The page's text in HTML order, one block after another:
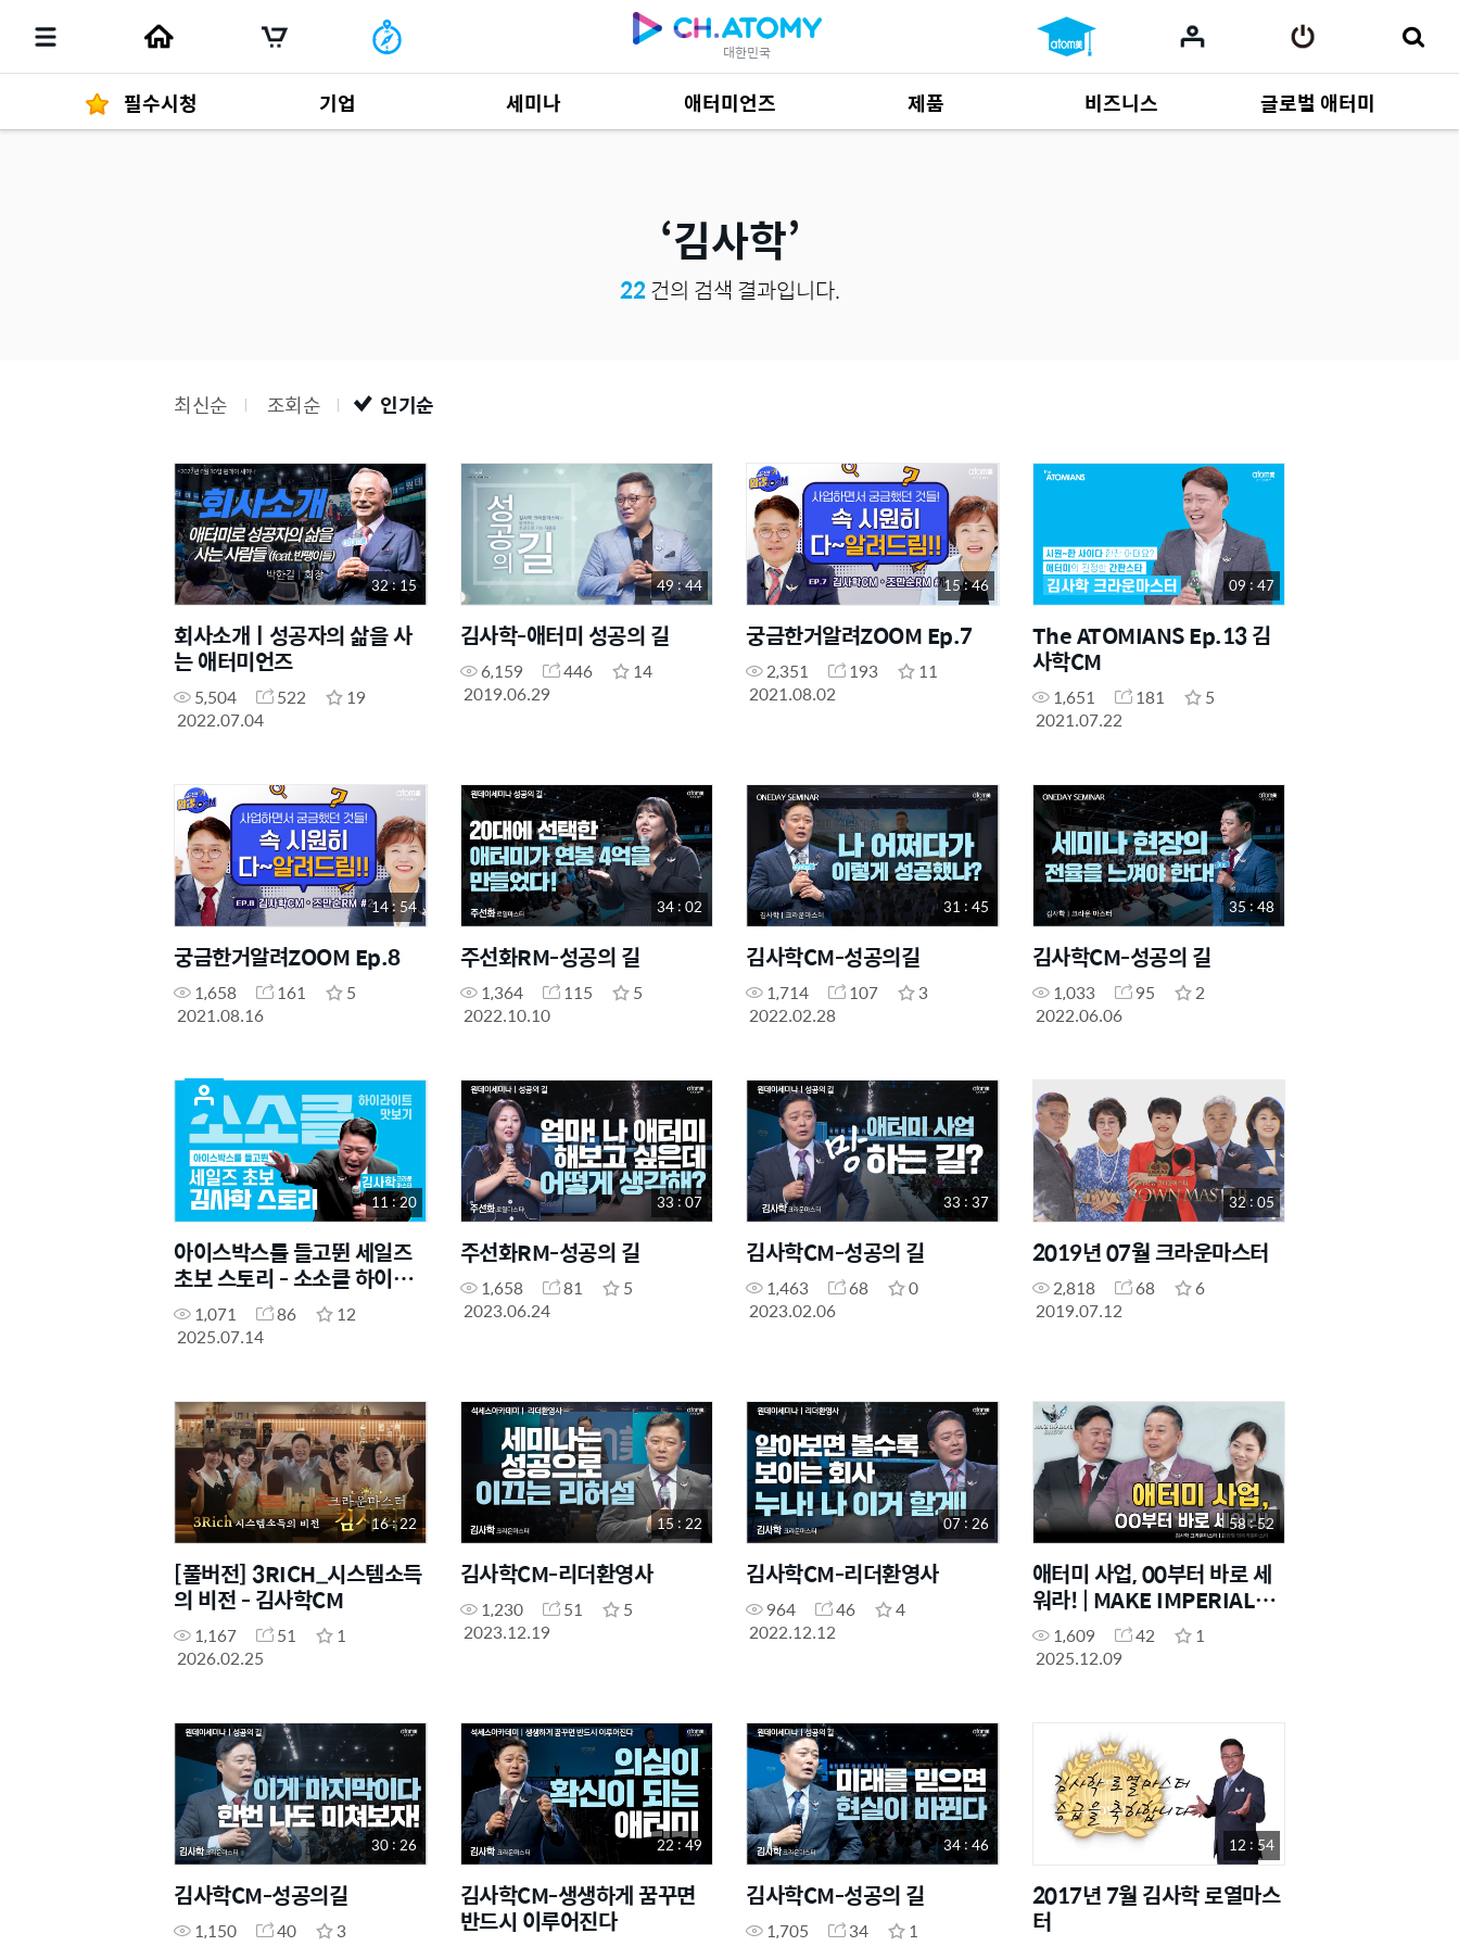
대한민국
필수시청 기업 세미나 애터미언즈 제품
제품 자료685
비즈니스
사업 자료165
글로벌 애터미
김사학
22건의 검색 결과입니다.
최신순 조회순 인기순
32 : 15
회사소개ㅣ성공자의 삶을 사
는 애터미언즈
5,504 522
19
2022.07.04
49 : 44
김사학-애터미 성공의 길
6,159 446
14
2019.06.29
15 : 46
궁금한거알려ZOOM Ep.7
2,351 193
11
2021.08.02
09 : 47
The ATOMIANS Ep.13 김
사학CM
1,651 181
5
2021.07.22
14 : 54
궁금한거알려ZOOM Ep.8
1,658 161
5
2021.08.16
34 : 02
주선화RM-성공의 길
1,364 115
5
2022.10.10
31 : 45
김사학CM-성공의길
1,714 107
3
2022.02.28
35 : 48
김사학CM-성공의 길
1,033 95
2
2022.06.06
11 : 20
아이스박스를 들고뛴 세일즈
초보 스토리 - 소소클 하이라
이트 맛보기
1,071 86
12
2025.07.14
33 : 07
주선화RM-성공의 길
1,658 81
5
2023.06.24
33 : 37
김사학CM-성공의 길
1,463 68
0
2023.02.06
32 : 05
2019년 07월 크라운마스터
2,818 68
6
2019.07.12
16 : 22
[풀버전] 3RICH_시스템소득
의 비전 - 김사학CM
1,167 51
1
2026.02.25
15 : 22
김사학CM-리더환영사
1,230 51
5
2023.12.19
07 : 26
김사학CM-리더환영사
964 46
4
2022.12.12
58 : 52
애터미 사업, 00부터 바로 세
워라! | MAKE IMPERIAL
SHOW EP.6
1,609 42
1
2025.12.09
30 : 26
김사학CM-성공의길
1,150 40
3
22 : 49
김사학CM-생생하게 꿈꾸면
반드시 이루어진다
34 : 46
김사학CM-성공의 길
1,705 34
1
12 : 54
2017년 7월 김사학 로열마스
터